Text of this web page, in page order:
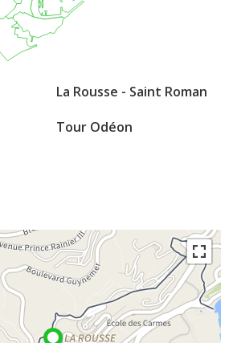
La Rousse - Saint Roman
Tour Odéon